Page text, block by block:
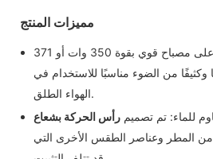
مميزات المنتج
الطاقة: يحتوي التركيب على مصباح قوي بقوة 350 وات أو 371
من الضوء مناسبًا للاستخدام في
الهواء الطلق.
للماء: تم تصميم
من المطر وعناصر الطقس الأخرى التي